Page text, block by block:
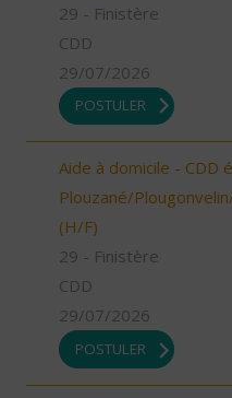
29 - Finistère
CDD
29/07/2026
POSTULER
Aide à domicile - CDD
Plouzané/
(H/F)
29 - Finistère
CDD
29/07/2026
POSTULER